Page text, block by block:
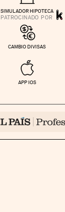
SIMULADOR HIPOTECA
CAMBIO DIVISAS
APP IOS